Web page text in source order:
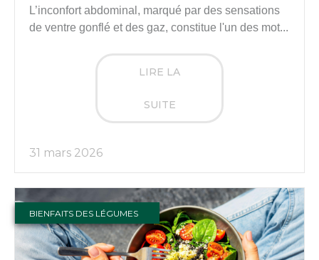
L’inconfort abdominal, marqué par des sensations
de ventre gonflé et des gaz, constitue l'un des mot...
LIRE LA
SUITE
31 mars 2026
BIENFAITS DES LÉGUMES